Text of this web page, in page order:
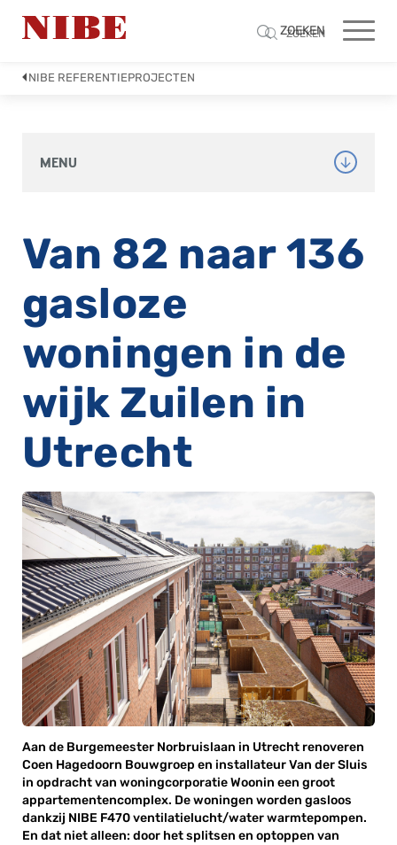
ZOEKEN
ZOEKEN
NIBE REFERENTIEPROJECTEN
MENU
Van 82 naar 136
gasloze
woningen in de
wijk Zuilen in
Utrecht
Aan de Burgemeester Norbruislaan in Utrecht renoveren
Coen Hagedoorn Bouwgroep en installateur Van der Sluis
in opdracht van woningcorporatie Woonin een groot
appartementencomplex. De woningen worden gasloos
dankzij NIBE F470 ventilatielucht/water warmtepompen.
En dat niet alleen: door het splitsen en optoppen van